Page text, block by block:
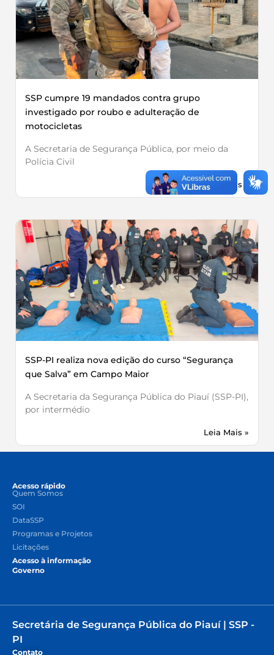
SSP cumpre 19 mandados contra grupo
investigado por roubo e adulteração de
motocicletas
A Secretaria de Segurança Pública, por meio da
Polícia Civil
Leia Mais »
SSP-PI realiza nova edição do curso “Segurança
que Salva” em Campo Maior
A Secretaria da Segurança Pública do Piauí (SSP-PI),
por intermédio
Leia Mais »
Acesso rápido
Quem Somos
SOI
DataSSP
Programas e Projetos
Licitações
Acesso à informação
Governo
Secretária de Segurança Pública do Piauí | SSP -
PI
Contato